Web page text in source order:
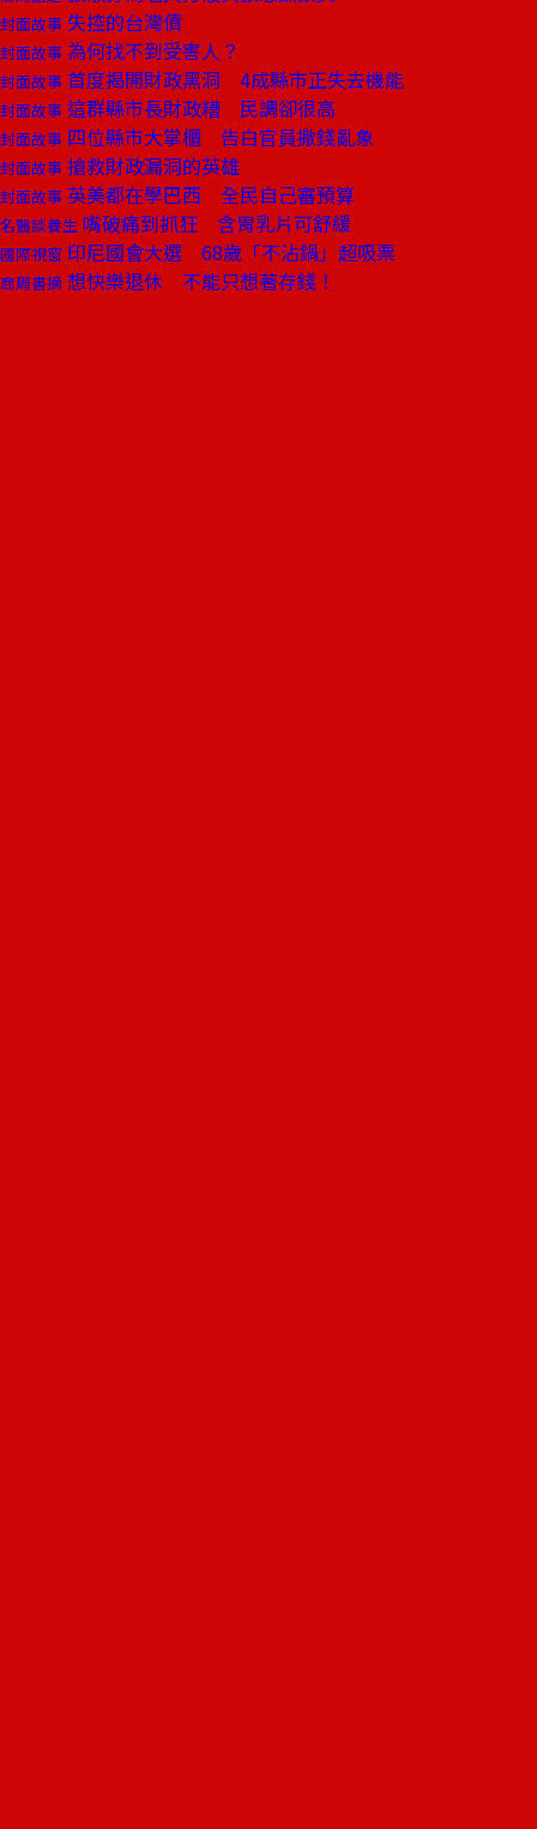
封面故事 失控的台灣債
封面故事 為何找不到受害人？
封面故事 首度揭開財政黑洞 4成縣市正失去機能
封面故事 這群縣市長財政糟 民調卻很高
封面故事 四位縣市大掌櫃 告白官員撒錢亂象
封面故事 搶救財政漏洞的英雄
封面故事 英美都在學巴西 全民自己審預算
名醫談養生 嘴破痛到抓狂 含胃乳片可舒緩
國際視窗 印尼國會大選 68歲「不沾鍋」超吸票
商周書摘 想快樂退休 不能只想著存錢！